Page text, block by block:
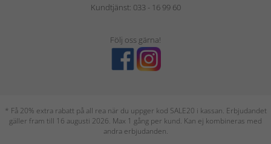
Kundtjänst: 033 - 16 99 60
Följ oss gärna!
* Få 20% extra rabatt på all rea när du uppger kod SALE20 i kassan. Erbjudandet
gäller fram till 16 augusti 2026. Max 1 gång per kund. Kan ej kombineras med
andra erbjudanden.